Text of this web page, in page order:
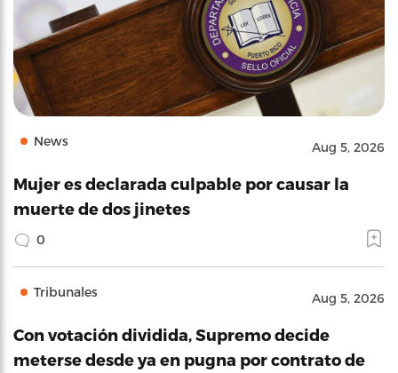
News Aug 5, 2026
Mujer es declarada culpable por causar la
muerte de dos jinetes
0
Tribunales Aug 5, 2026
Con votación dividida, Supremo decide
meterse desde ya en pugna por contrato de